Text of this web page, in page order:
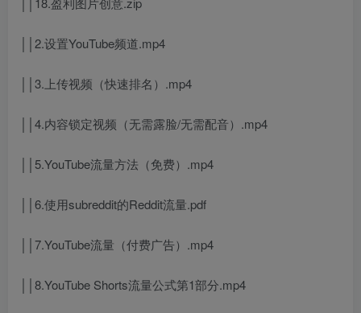
││2.设置YouTube频道.mp4
││3.上传视频（快速排名）.mp4
││4.内容锁定视频（无需露脸/无需配音）.mp4
││5.YouTube流量方法（免费）.mp4
││6.使用subreddit的Reddit流量.pdf
││7.YouTube流量（付费广告）.mp4
││8.YouTube Shorts流量公式第1部分.mp4